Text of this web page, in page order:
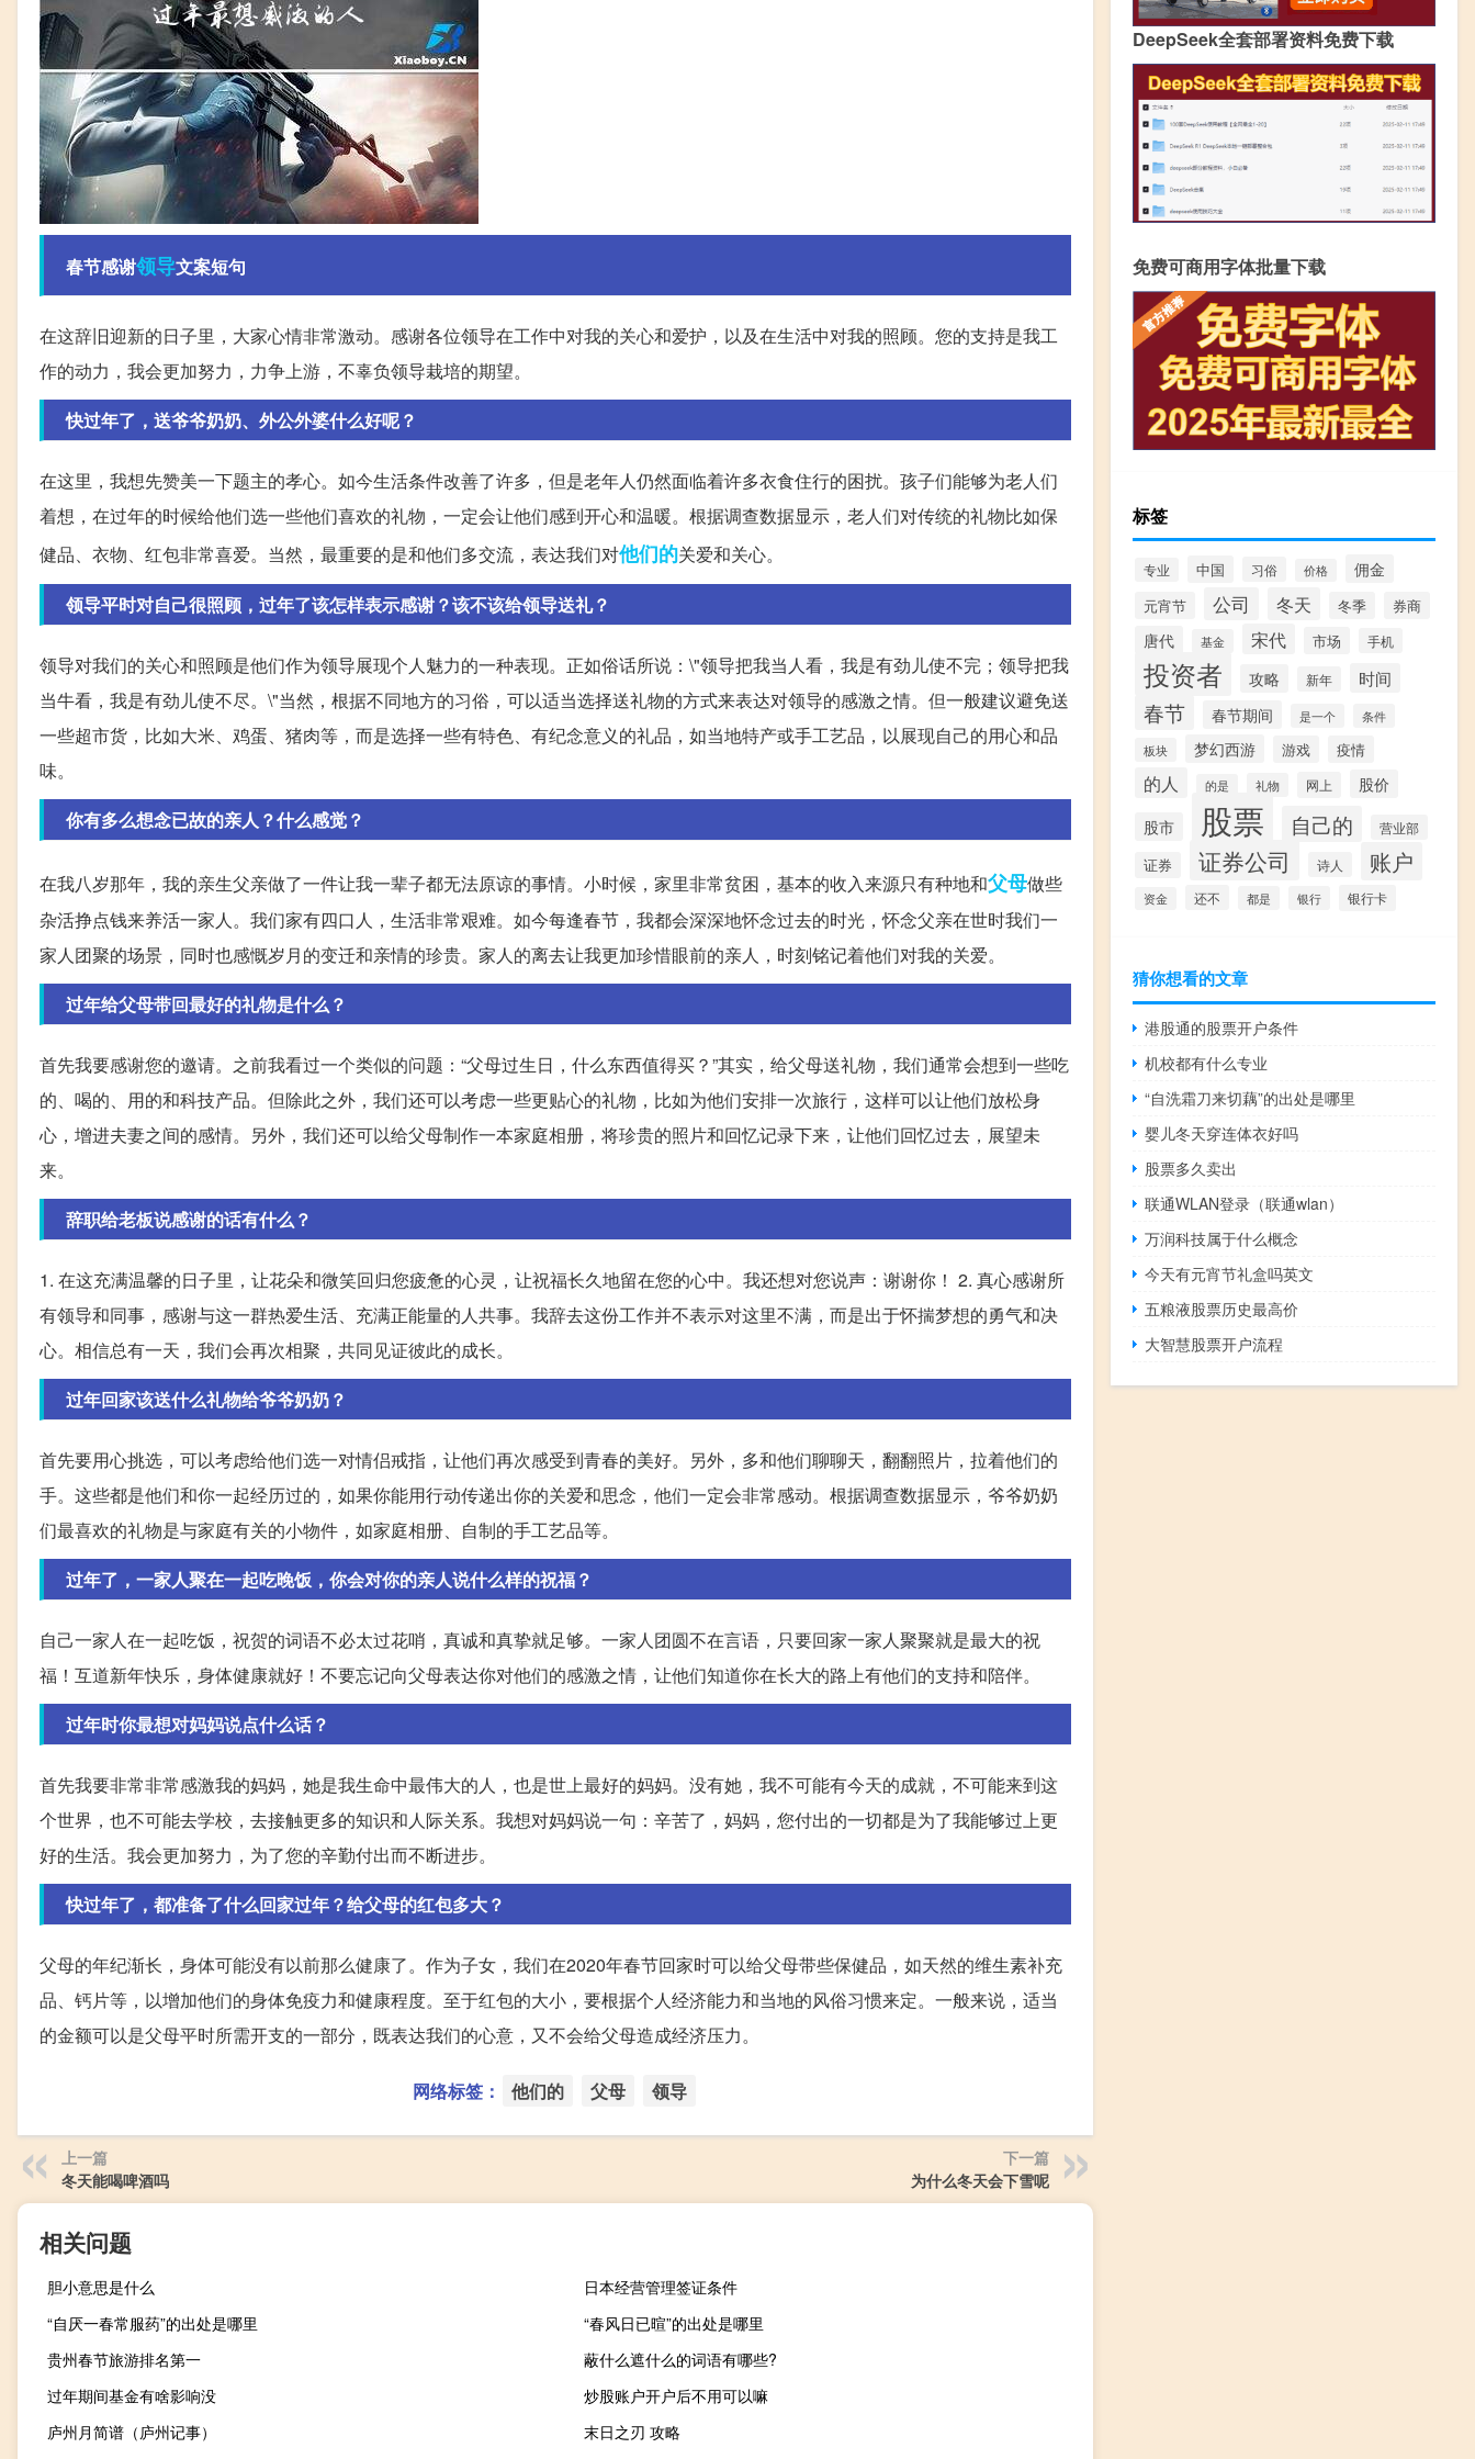
春节感谢领导文案短句
在这辞旧迎新的日子里，大家心情非常激动。感谢各位领导在工作中对我的关心和爱护，以及在生活中对我的照顾。您的支持是我工
作的动力，我会更加努力，力争上游，不辜负领导栽培的期望。
快过年了，送爷爷奶奶、外公外婆什么好呢？
在这里，我想先赞美一下题主的孝心。如今生活条件改善了许多，但是老年人仍然面临着许多衣食住行的困扰。孩子们能够为老人们
着想，在过年的时候给他们选一些他们喜欢的礼物，一定会让他们感到开心和温暖。根据调查数据显示，老人们对传统的礼物比如保
健品、衣物、红包非常喜爱。当然，最重要的是和他们多交流，表达我们对他们的关爱和关心。
领导平时对自己很照顾，过年了该怎样表示感谢？该不该给领导送礼？
领导对我们的关心和照顾是他们作为领导展现个人魅力的一种表现。正如俗话所说：\"领导把我当人看，我是有劲儿使不完；领导把我
当牛看，我是有劲儿使不尽。\"当然，根据不同地方的习俗，可以适当选择送礼物的方式来表达对领导的感激之情。但一般建议避免送
一些超市货，比如大米、鸡蛋、猪肉等，而是选择一些有特色、有纪念意义的礼品，如当地特产或手工艺品，以展现自己的用心和品
味。
你有多么想念已故的亲人？什么感觉？
在我八岁那年，我的亲生父亲做了一件让我一辈子都无法原谅的事情。小时候，家里非常贫困，基本的收入来源只有种地和父母做些
杂活挣点钱来养活一家人。我们家有四口人，生活非常艰难。如今每逢春节，我都会深深地怀念过去的时光，怀念父亲在世时我们一
家人团聚的场景，同时也感慨岁月的变迁和亲情的珍贵。家人的离去让我更加珍惜眼前的亲人，时刻铭记着他们对我的关爱。
过年给父母带回最好的礼物是什么？
首先我要感谢您的邀请。之前我看过一个类似的问题：“父母过生日，什么东西值得买？”其实，给父母送礼物，我们通常会想到一些吃
的、喝的、用的和科技产品。但除此之外，我们还可以考虑一些更贴心的礼物，比如为他们安排一次旅行，这样可以让他们放松身
心，增进夫妻之间的感情。另外，我们还可以给父母制作一本家庭相册，将珍贵的照片和回忆记录下来，让他们回忆过去，展望未
来。
辞职给老板说感谢的话有什么？
1. 在这充满温馨的日子里，让花朵和微笑回归您疲惫的心灵，让祝福长久地留在您的心中。我还想对您说声：谢谢你！ 2. 真心感谢所
有领导和同事，感谢与这一群热爱生活、充满正能量的人共事。我辞去这份工作并不表示对这里不满，而是出于怀揣梦想的勇气和决
心。相信总有一天，我们会再次相聚，共同见证彼此的成长。
过年回家该送什么礼物给爷爷奶奶？
首先要用心挑选，可以考虑给他们选一对情侣戒指，让他们再次感受到青春的美好。另外，多和他们聊聊天，翻翻照片，拉着他们的
手。这些都是他们和你一起经历过的，如果你能用行动传递出你的关爱和思念，他们一定会非常感动。根据调查数据显示，爷爷奶奶
们最喜欢的礼物是与家庭有关的小物件，如家庭相册、自制的手工艺品等。
过年了，一家人聚在一起吃晚饭，你会对你的亲人说什么样的祝福？
自己一家人在一起吃饭，祝贺的词语不必太过花哨，真诚和真挚就足够。一家人团圆不在言语，只要回家一家人聚聚就是最大的祝
福！互道新年快乐，身体健康就好！不要忘记向父母表达你对他们的感激之情，让他们知道你在长大的路上有他们的支持和陪伴。
过年时你最想对妈妈说点什么话？
首先我要非常非常感激我的妈妈，她是我生命中最伟大的人，也是世上最好的妈妈。没有她，我不可能有今天的成就，不可能来到这
个世界，也不可能去学校，去接触更多的知识和人际关系。我想对妈妈说一句：辛苦了，妈妈，您付出的一切都是为了我能够过上更
好的生活。我会更加努力，为了您的辛勤付出而不断进步。
快过年了，都准备了什么回家过年？给父母的红包多大？
父母的年纪渐长，身体可能没有以前那么健康了。作为子女，我们在2020年春节回家时可以给父母带些保健品，如天然的维生素补充
品、钙片等，以增加他们的身体免疫力和健康程度。至于红包的大小，要根据个人经济能力和当地的风俗习惯来定。一般来说，适当
的金额可以是父母平时所需开支的一部分，既表达我们的心意，又不会给父母造成经济压力。
网络标签： 他们的 父母 领导
上一篇
冬天能喝啤酒吗
下一篇
为什么冬天会下雪呢
相关问题
胆小意思是什么
日本经营管理签证条件
“自厌一春常服药”的出处是哪里
“春风日已暄”的出处是哪里
贵州春节旅游排名第一
蔽什么遮什么的词语有哪些?
过年期间基金有啥影响没
炒股账户开户后不用可以嘛
庐州月简谱（庐州记事）
末日之刃 攻略
DeepSeek全套部署资料免费下载
免费可商用字体批量下载
标签
专业 中国 习俗 价格 佣金
元宵节 公司 冬天 冬季 券商
唐代 基金 宋代 市场 手机
投资者 攻略 新年 时间
春节 春节期间 是一个
条件
板块
梦幻西游 游戏 疫情
的人 的是 礼物 网上
股价
股市
股票 自己的 营业部
证券 证券公司 诗人 账户
资金 还不 都是 银行 银行卡
猜你想看的文章
港股通的股票开户条件
机校都有什么专业
“自洗霜刀来切藕”的出处是哪里
婴儿冬天穿连体衣好吗
股票多久卖出
联通WLAN登录（联通wlan）
万润科技属于什么概念
今天有元宵节礼盒吗英文
五粮液股票历史最高价
大智慧股票开户流程